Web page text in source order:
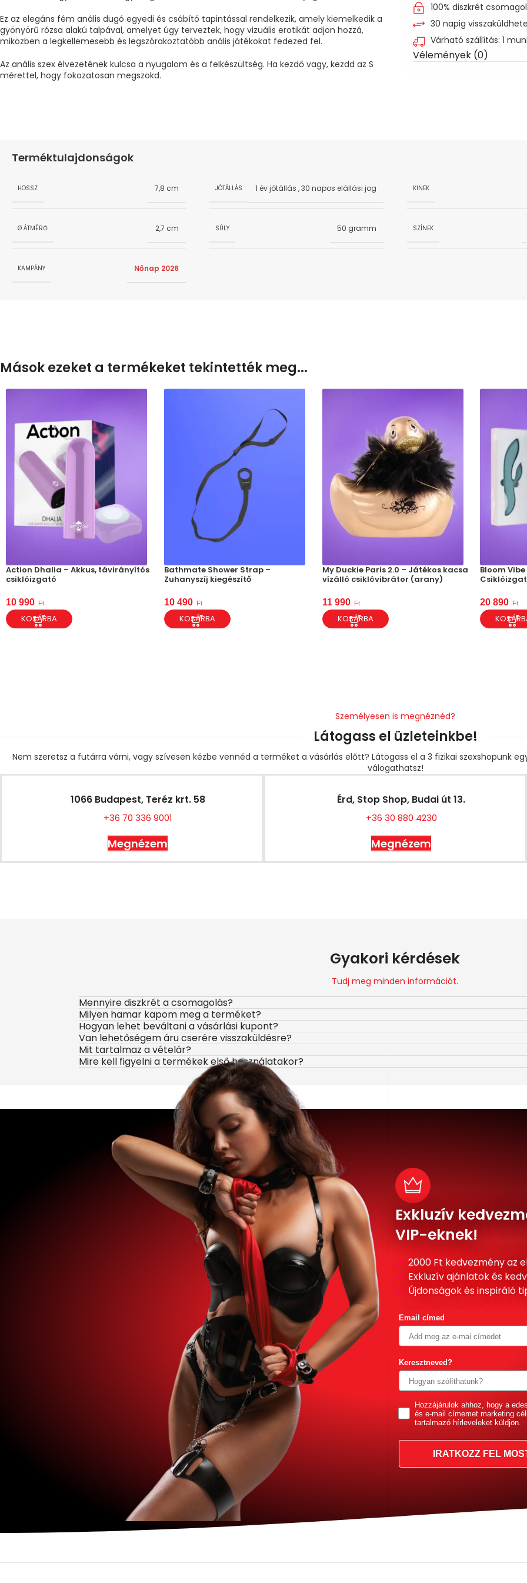
Ez az elegáns fém anális dugó egyedi és csábító tapintással rendelkezik, amely kiemelkedik a
gyönyörű rózsa alakú talpával, amelyet úgy terveztek, hogy vizuális erotikát adjon hozzá,
miközben a legkellemesebb és legszórakoztatóbb anális játékokat fedezed fel.
Az anális szex élvezetének kulcsa a nyugalom és a felkészültség. Ha kezdő vagy, kezdd az S
mérettel, hogy fokozatosan megszokd.
100% diszkrét
30 napig
Várható szállítás: 1
Vélemények (0)
Terméktulajdonságok
HOSSZ 7,8 cm JÓTÁLLÁS 1 év jótállás ,30 napos elállási jog KINEK
Ø ÁTMÉRŐ 2,7 cm SÚLY 50 gramm SZÍNEK
KAMPÁNY Nőnap 2026
Mások ezeket a termékeket tekintették meg...
Action Dhalia – Akkus, távirányítós
csiklóizgató
10 990 Ft
KOSÁRBA
Bathmate Shower Strap –
Zuhanyszíj kiegészítő
10 490 Ft
KOSÁRBA
My Duckie Paris 2.0 – Játékos kacsa
vízálló csiklóvibrátor (arany)
11 990 Ft
KOSÁRBA
Bloom
20 890 Ft
Személyesen is megnéznéd?
Látogass el üzleteinkbe!
Nem szeretsz a futárra várni, vagy szívesen kézbe vennéd a terméket a vásárlás előtt? Látogass el a 3 fizikai szexshopunk
válogathatsz!
1066 Budapest, Teréz krt. 58
+36 70 336 9001
Megnézem
Érd, Stop Shop, Budai út 13.
+36 30 880 4230
Megnézem
Gyakori kérdések
Tudj meg minden információt.
Mennyire diszkrét a csomagolás?
Milyen hamar kapom meg a terméket?
Hogyan lehet beváltani a vásárlási kupont?
Van lehetőségem áru cserére visszaküldésre?
Mit tartalmaz a vételár?
Mire kell figyelni a termékek első használatakor?
Exkluzív
VIP-eknek!
2000 Ft kedvezmény az
Exkluzív ajánlatok és
Újdonságok és inspiráló
Email címed
Keresztneved?
GDPRHozzájárulok ahhoz, hogy a
és e-mail címemet marketing
tartalmazó hírleveleket küldjön.
IRATKOZZ FEL